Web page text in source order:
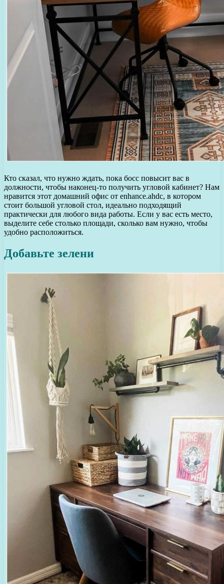
Кто сказал, что нужно ждать, пока босс повысит вас в
должности, чтобы наконец-то получить угловой кабинет? Нам
нравится этот домашний офис от enhance.ahdc, в котором
стоит большой угловой стол, идеально подходящий
практически для любого вида работы. Если у вас есть место,
выделите себе столько площади, сколько вам нужно, чтобы
удобно расположиться.
Добавьте зелени